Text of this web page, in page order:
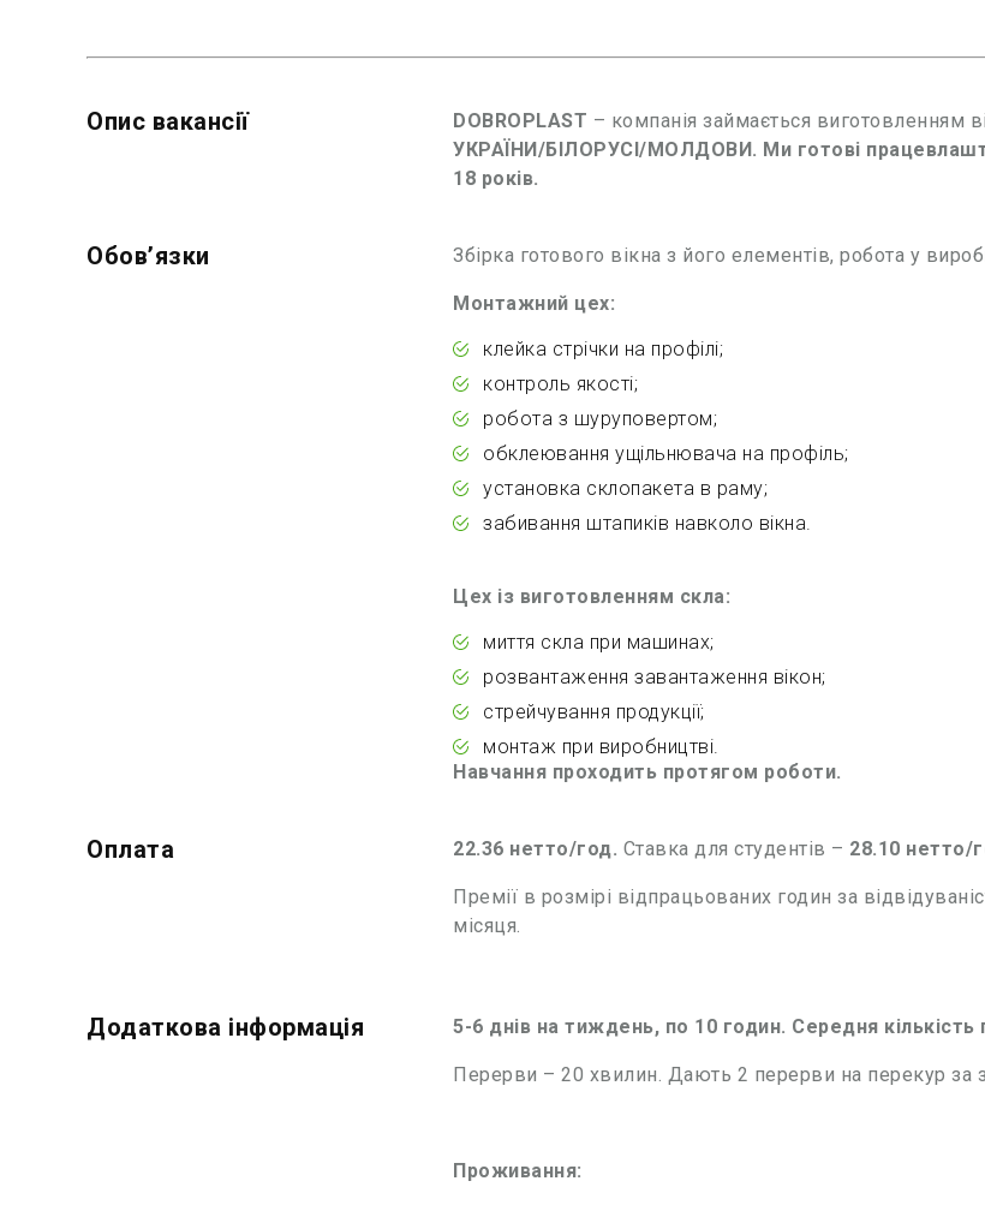
Опис вакансії DOBROPLAST – компанія займається виготовленням
УКРАЇНИ/БІЛОРУСІ/МОЛДОВИ. Ми готові
18 років.
Обовʼязки Збірка готового вікна з його елементів, робота у
Монтажний цех:
клейка стрічки на профілі;
контроль якості;
робота з шуруповертом;
обклеювання ущільнювача на профіль;
установка склопакета в раму;
забивання штапиків навколо вікна.
Цех із виготовленням скла:
миття скла при машинах;
розвантаження завантаження вікон;
стрейчування продукції;
монтаж при виробництві.
Навчання проходить протягом роботи.
Оплата 22.36 нетто/год. Ставка для студентів – 28.10 нетто/
Премії в розмірі відпрацьованих годин за
місяця.
Додаткова інформація 5-6 днів на тиждень, по 10 годин. Середня кількість
Перерви – 20 хвилин. Дають 2 перерви на перекур за
Проживання: